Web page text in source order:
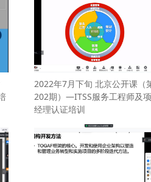
2022年7月下旬 北京公开课（
202期）—ITSS服务工程师及
经理认证培训